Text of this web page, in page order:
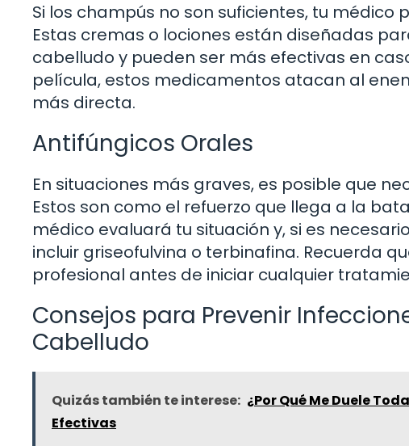
Si los champús no son suficientes, tu
Estas cremas o lociones están diseñadas
cabelludo y pueden ser más efectivas en
película, estos medicamentos atacan al
más directa.
Antifúngicos Orales
En situaciones más graves, es posible que
Estos son como el refuerzo que llega a la
médico evaluará tu situación y, si es
incluir griseofulvina o terbinafina. Recuerda
profesional antes de iniciar cualquier
Consejos para Prevenir
Cabelludo
Quizás también te interese: ¿Por Qué Me Duele
Efectivas